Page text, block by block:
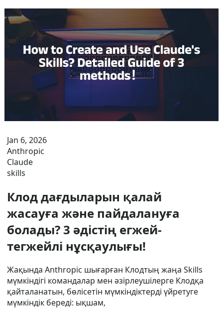
Jan 6, 2026
Anthropic
Claude
skills
Клод дағдыларын қалай
жасауға және пайдалануға
болады? 3 әдістің егжей-
тегжейлі нұсқаулығы!
Жақында Anthropic шығарған Клодтың жаңа Skills
мүмкіндігі командалар мен әзірлеушілерге Клодқа
қайталанатын, бөлісетін мүмкіндіктерді үйретуге
мүмкіндік береді: ықшам,